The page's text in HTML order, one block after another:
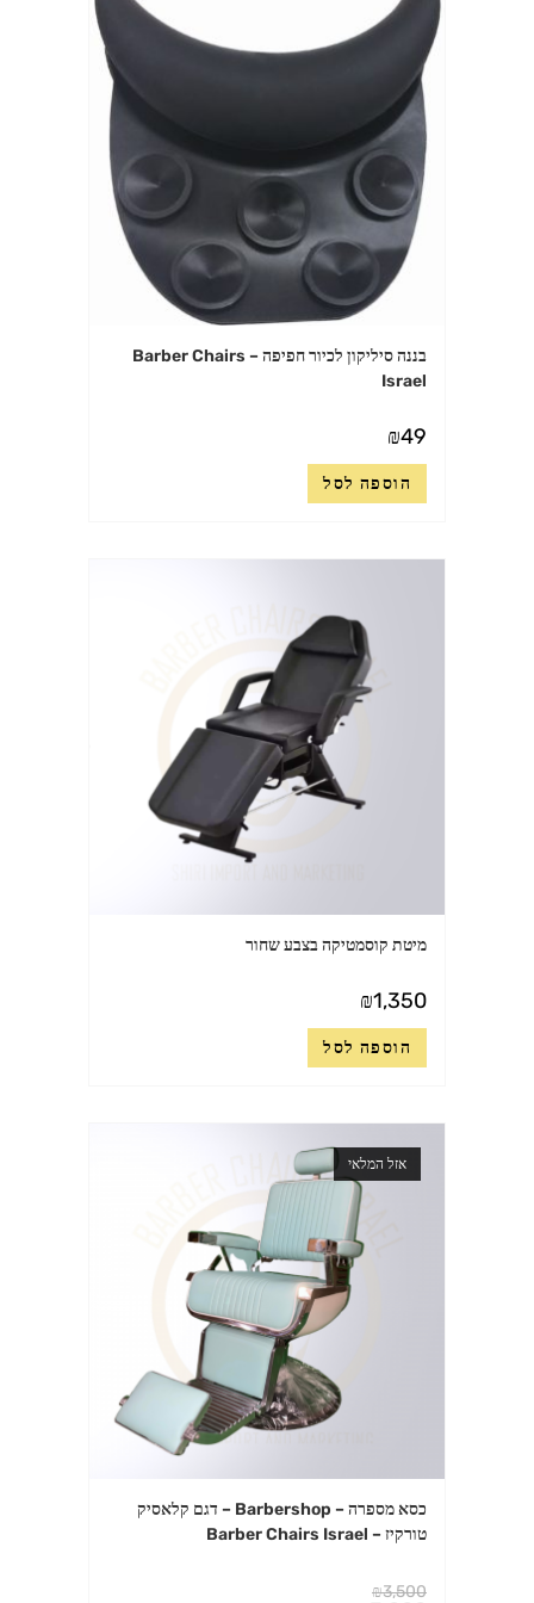
בננה סיליקון לכיור חפיפה – Barber Chairs
Israel
₪49
הוספה לסל
מיטת קוסמטיקה בצבע שחור
₪1,350
הוספה לסל
אזל המלאי
כסא מספרה – Barbershop – דגם קלאסיק
טורקיז – Barber Chairs Israel
₪3,500